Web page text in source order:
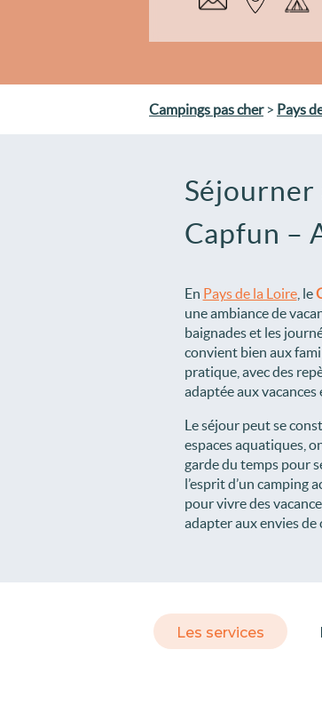
Campings pas cher> Pays
Séjourner
Capfun –
En Pays de la Loire, le
une ambiance de
baignades et les
convient bien aux
pratique, avec des
adaptée aux vacances
Le séjour peut se
espaces aquatiques,
garde du temps pour
l’esprit d’un camping
pour vivre des
adapter aux envies de
Les services